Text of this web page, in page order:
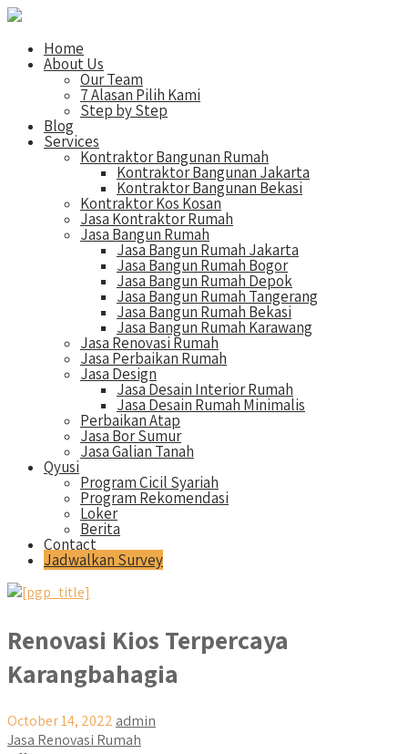
Home
About Us
Our Team
7 Alasan Pilih Kami
Step by Step
Blog
Services
Kontraktor Bangunan Rumah
Kontraktor Bangunan Jakarta
Kontraktor Bangunan Bekasi
Kontraktor Kos Kosan
Jasa Kontraktor Rumah
Jasa Bangun Rumah
Jasa Bangun Rumah Jakarta
Jasa Bangun Rumah Bogor
Jasa Bangun Rumah Depok
Jasa Bangun Rumah Tangerang
Jasa Bangun Rumah Bekasi
Jasa Bangun Rumah Karawang
Jasa Renovasi Rumah
Jasa Perbaikan Rumah
Jasa Design
Jasa Desain Interior Rumah
Jasa Desain Rumah Minimalis
Perbaikan Atap
Jasa Bor Sumur
Jasa Galian Tanah
Qyusi
Program Cicil Syariah
Program Rekomendasi
Loker
Berita
Contact
Jadwalkan Survey
Renovasi Kios Terpercaya
Karangbahagia
October 14, 2022 admin
Jasa Renovasi Rumah